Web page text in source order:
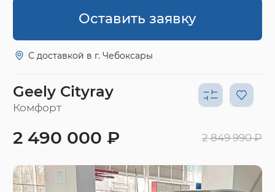
Оставить заявку
С доставкой в г. Чебоксары
Geely Cityray
Комфорт
2 490 000 ₽ 2 849 990 ₽